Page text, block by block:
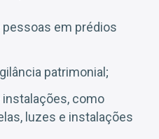
em prédios
patrimonial;
como
luzes e instalações